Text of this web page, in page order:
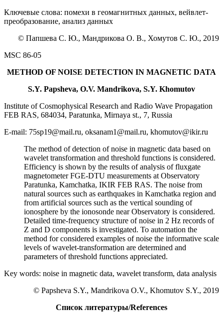
Ключевые слова: помехи в геомагнитных данных, вейвлет-
преобразование, анализ данных
© Папшева С. Ю., Мандрикова О. В., Хомутов С. Ю., 2019
MSC 86-05
METHOD OF NOISE DETECTION IN MAGNETIC DATA
S.Y. Papsheva, O.V. Mandrikova, S.Y. Khomutov
Institute of Cosmophysical Research and Radio Wave Propagation
FEB RAS, 684034, Paratunka, Mirnaya st., 7, Russia
E-mail: 75sp19@mail.ru, oksanam1@mail.ru, khomutov@ikir.ru
The method of detection of noise in magnetic data based on
wavelet transformation and threshold functions is considered.
Efficiency is shown by the results of analysis of fluxgate
magnetometer FGE-DTU measurements at Observatory
Paratunka, Kamchatka, IKIR FEB RAS. The noise from
natural sources such as earthquakes in Kamchatka region and
from artificial sources such as the vertical sounding of
ionosphere by the ionosonde near Observatory is considered.
Detailed time-frequency structure of noise in 2 Hz records of
Z and D components is investigated. To automation the
method for considered examples of noise the informative scale
levels of wavelet-transformation are determined and
parameters of threshold functions appreciated.
Key words: noise in magnetic data, wavelet transform, data analysis
© Papsheva S.Y., Mandrikova O.V., Khomutov S.Y., 2019
Список литературы/References